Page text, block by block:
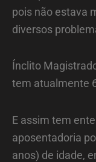
pois não estava
diversos
Ínclito
tem atualmente
E assim tem
aposentadoria
anos) de idade,